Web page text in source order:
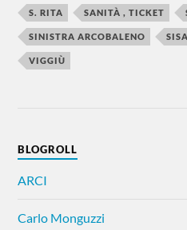
S. RITA SANITÀ , TICKET
SINISTRA ARCOBALENO
VIGGIÙ
BLOGROLL
ARCI
Carlo Monguzzi